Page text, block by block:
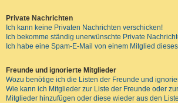
Private Nachrichten
Ich kann keine Privaten Nachrichten verschicken!
Ich bekomme ständig unerwünschte Private
Ich habe eine Spam-E-Mail von einem Mitglied
Freunde und ignorierte Mitglieder
Wozu benötige ich die Listen der Freunde und
Wie kann ich Mitglieder zur Liste der Freunde oder
Mitglieder hinzufügen oder diese wieder aus den